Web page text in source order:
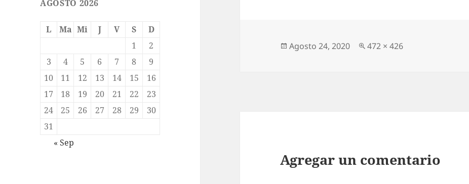
AGOSTO 2026
L Ma Mi J V S
D
1
2
3
4 5 6 7 8
9
10
11 12 13 14 15
16
17
18 19 20 21 22
23
24
25 26 27 28 29
30
31
« Sep
p
p
Publicado
Agosto 24, 2020
Pantalla
472 × 426
Agregar un comentario